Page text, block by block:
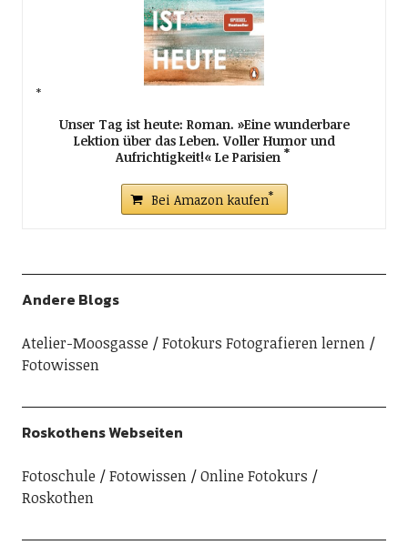
Unser Tag ist heute: Roman. »Eine wunderbare
Lektion über das Leben. Voller Humor und
Aufrichtigkeit!« Le Parisien
Bei Amazon kaufen
Andere Blogs
Atelier-Moosgasse
Fotokurs Fotografieren lernen
Fotowissen
Roskothens Webseiten
Fotoschule Fotowissen
Online Fotokurs
Roskothen